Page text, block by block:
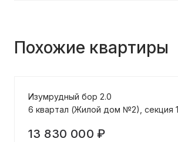
Похожие квартиры
Изумрудный бор 2.0
6 квартал (Жилой дом №2), секция 1
13 830 000 ₽